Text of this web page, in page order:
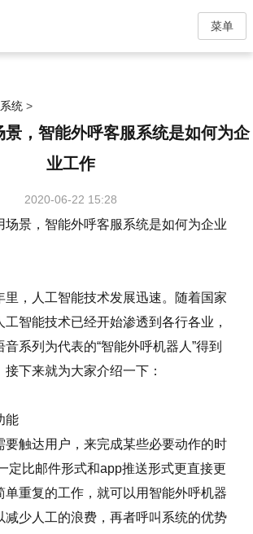
菜单
统 >
景，智能外呼客服系统是如何为企
业工作
2020-06-22 15:28
景，智能外呼客服系统是如何为企业
，人工智能技术发展迅速。随着国家
智能技术已经开始渗透到各行各业，
系列为代表的“智能外呼机器人”得到
下来就为大家介绍一下：
能
触达用户，来完成某些必要动作的时
定比邮件形式和app推送形式更直接更
单重复的工作，就可以用智能外呼机器
减少人工的浪费，再者呼叫系统的优势